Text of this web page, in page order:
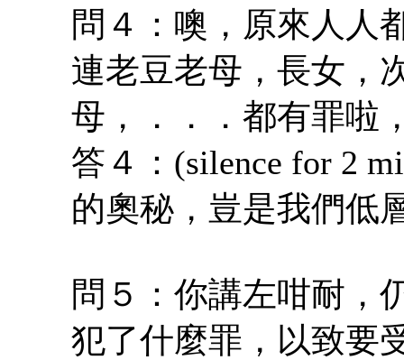
問４：噢，原來人人
連老豆老母，長女，
母，．．．都有罪啦
答４：(silence for 2
的奧秘，豈是我們低
問５：你講左咁耐，
犯了什麼罪，以致要